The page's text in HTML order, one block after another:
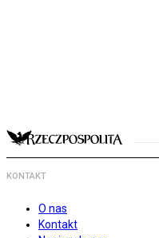
KONTAKT
O nas
Kontakt